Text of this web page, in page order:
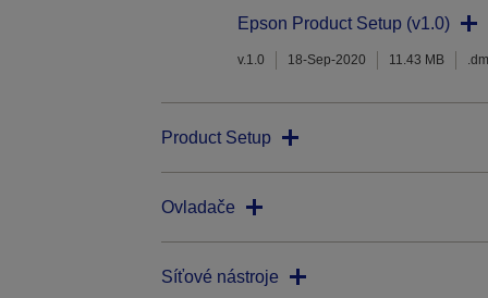
Epson Product Setup (v1.0)
v.1.0 18-Sep-2020 11.43 MB
Product Setup
Ovladače
Síťové nástroje